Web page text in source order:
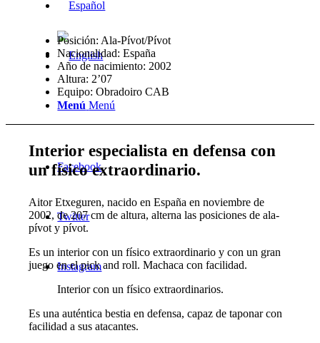
Menú Menú
Facebook
Twitter
Instagram
Posición: Ala-Pívot/Pívot
Nacionalidad: España
Año de nacimiento: 2002
Altura: 2’07
Equipo: Obradoiro CAB
Interior especialista en defensa con
un físico extraordinario.
Aitor Etxeguren, nacido en España en noviembre de
2002, de 207 cm de altura, alterna las posiciones de ala-
pívot y pívot.
Es un interior con un físico extraordinario y con un gran
juego en el pick and roll. Machaca con facilidad.
Interior con un físico extraordinarios.
Es una auténtica bestia en defensa, capaz de taponar con
facilidad a sus atacantes.